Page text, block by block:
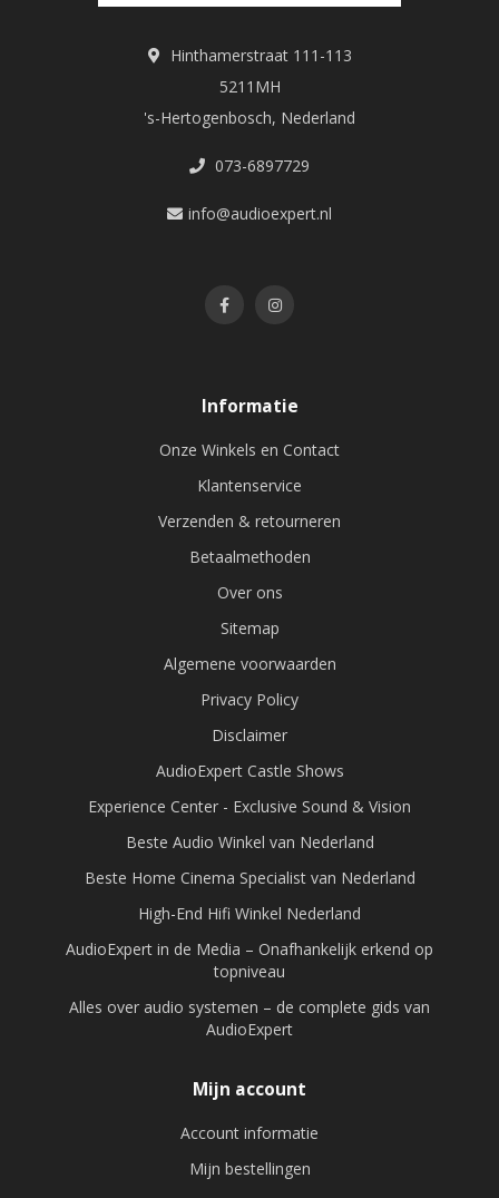
Hinthamerstraat 111-113
5211MH
's-Hertogenbosch, Nederland
073-6897729
info@audioexpert.nl
Informatie
Onze Winkels en Contact
Klantenservice
Verzenden & retourneren
Betaalmethoden
Over ons
Sitemap
Algemene voorwaarden
Privacy Policy
Disclaimer
AudioExpert Castle Shows
Experience Center - Exclusive Sound & Vision
Beste Audio Winkel van Nederland
Beste Home Cinema Specialist van Nederland
High-End Hifi Winkel Nederland
AudioExpert in de Media – Onafhankelijk erkend op
topniveau
Alles over audio systemen – de complete gids van
AudioExpert
Mijn account
Account informatie
Mijn bestellingen